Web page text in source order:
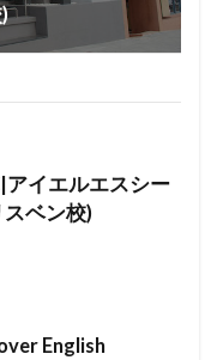
アイエルエスシー
スベン校)
English